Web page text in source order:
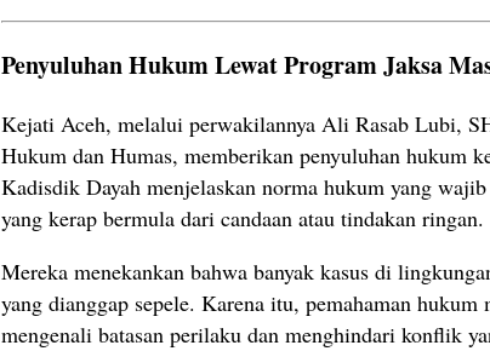
Penyuluhan Hukum Lewat Program Jaksa
Kejati Aceh, melalui perwakilannya Ali Rasab Lubi,
Hukum dan Humas, memberikan penyuluhan hukum
Kadisdik Dayah menjelaskan norma hukum yang
yang kerap bermula dari candaan atau tindakan ringan.
Mereka menekankan bahwa banyak kasus di
yang dianggap sepele. Karena itu, pemahaman
mengenali batasan perilaku dan menghindari konflik